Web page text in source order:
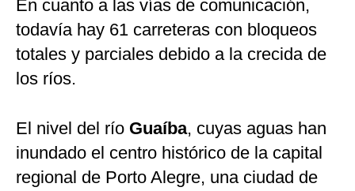
En cuanto a las vías de comunicación,
todavía hay 61 carreteras con bloqueos
totales y parciales debido a la crecida de
los ríos.
El nivel del río Guaíba, cuyas aguas han
inundado el centro histórico de la capital
regional de Porto Alegre, una ciudad de